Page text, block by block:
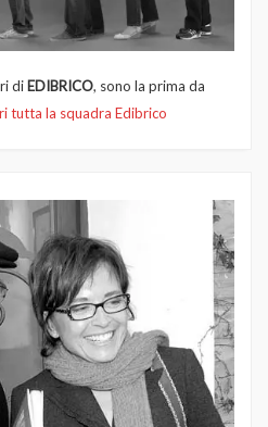
di EDIBRICO, sono la prima da
tutta la squadra Edibrico